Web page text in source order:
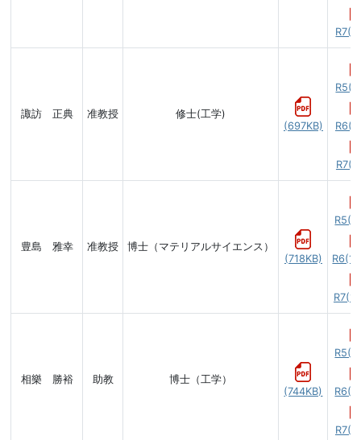
諏訪 正典 准教授
修士(工学)
(697KB)
豊島 雅幸 准教授
博士（マテリアルサイエンス）
(718KB)
相樂 勝裕 助教
博士（工学）
(744KB)